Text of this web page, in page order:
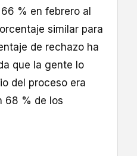
% en febrero al
similar para
de rechazo ha
que la gente lo
del proceso era
68 % de los